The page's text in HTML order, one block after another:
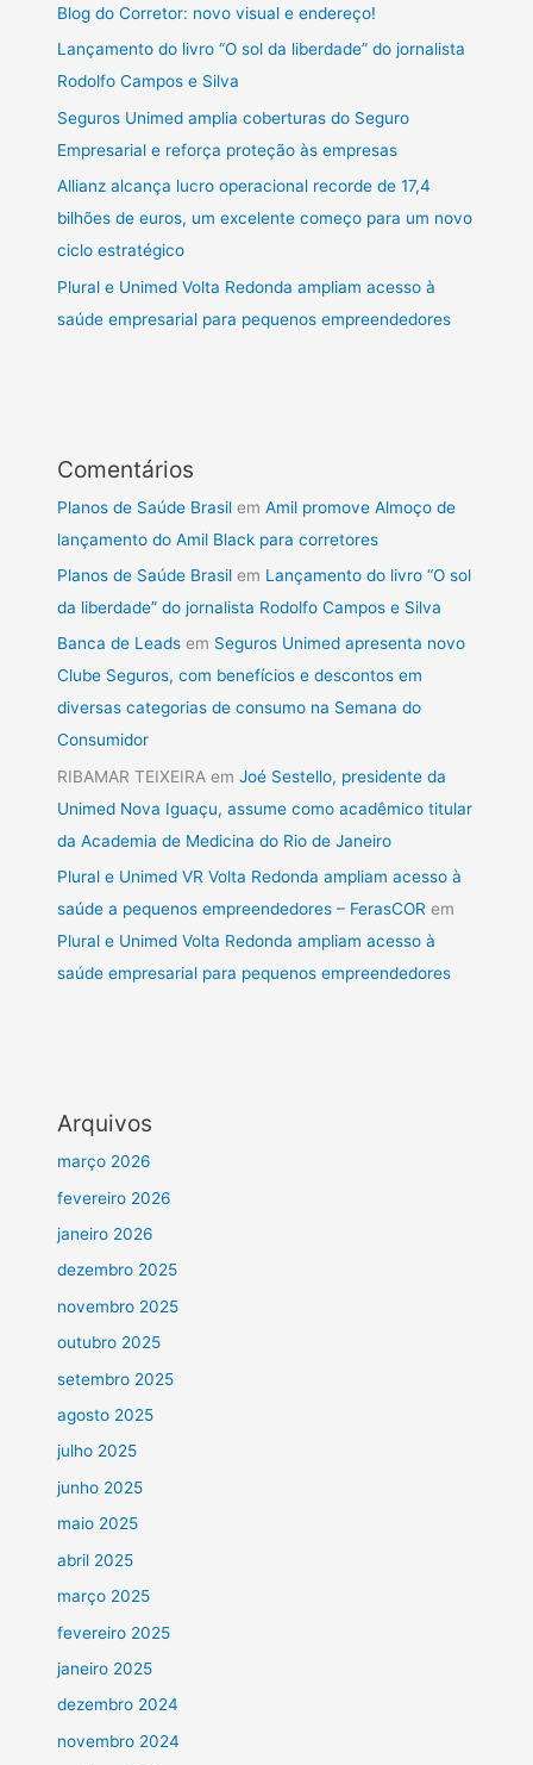
Blog do Corretor: novo visual e endereço!
Lançamento do livro “O sol da liberdade” do jornalista
Rodolfo Campos e Silva
Seguros Unimed amplia coberturas do Seguro
Empresarial e reforça proteção às empresas
Allianz alcança lucro operacional recorde de 17,4
bilhões de euros, um excelente começo para um novo
ciclo estratégico
Plural e Unimed Volta Redonda ampliam acesso à
saúde empresarial para pequenos empreendedores
Comentários
Planos de Saúde Brasil emAmil promove Almoço de
lançamento do Amil Black para corretores
Planos de Saúde Brasil em Lançamento do livro “O sol
da liberdade” do jornalista Rodolfo Campos e Silva
Banca de Leads em Seguros Unimed apresenta novo
Clube Seguros, com benefícios e descontos em
diversas categorias de consumo na Semana do
Consumidor
RIBAMAR TEIXEIRA emJoé Sestello, presidente da
Unimed Nova Iguaçu, assume como acadêmico titular
da Academia de Medicina do Rio de Janeiro
Plural e Unimed VR Volta Redonda ampliam acesso à
saúde a pequenos empreendedores – FerasCOR em
Plural e Unimed Volta Redonda ampliam acesso à
saúde empresarial para pequenos empreendedores
Arquivos
março 2026
fevereiro 2026
janeiro 2026
dezembro 2025
novembro 2025
outubro 2025
setembro 2025
agosto 2025
julho 2025
junho 2025
maio 2025
abril 2025
março 2025
fevereiro 2025
janeiro 2025
dezembro 2024
novembro 2024